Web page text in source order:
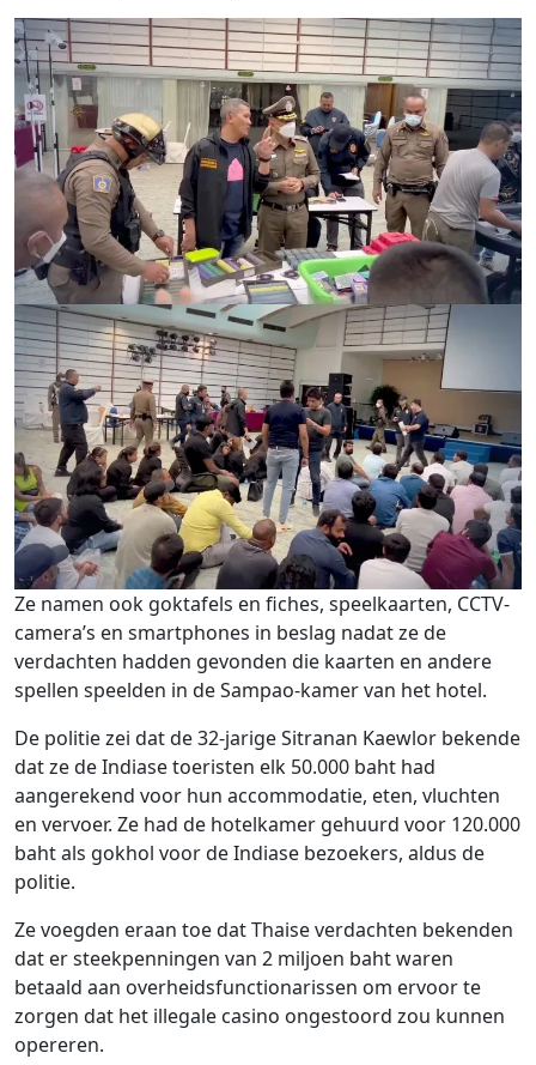
Ze namen ook goktafels en fiches, speelkaarten, CCTV-
camera’s en smartphones in beslag nadat ze de
verdachten hadden gevonden die kaarten en andere
spellen speelden in de Sampao-kamer van het hotel.
De politie zei dat de 32-jarige Sitranan Kaewlor bekende
dat ze de Indiase toeristen elk 50.000 baht had
aangerekend voor hun accommodatie, eten, vluchten
en vervoer. Ze had de hotelkamer gehuurd voor 120.000
baht als gokhol voor de Indiase bezoekers, aldus de
politie.
Ze voegden eraan toe dat Thaise verdachten bekenden
dat er steekpenningen van 2 miljoen baht waren
betaald aan overheidsfunctionarissen om ervoor te
zorgen dat het illegale casino ongestoord zou kunnen
opereren.